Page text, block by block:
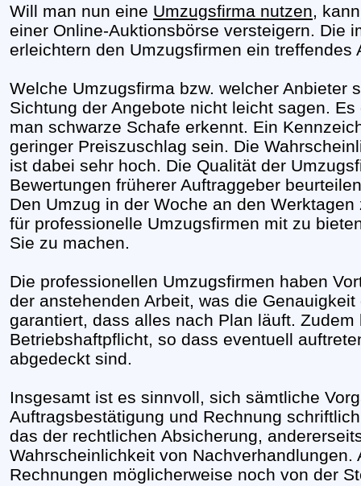
Will man nun eine Umzugsfirma nutzen,
einer Online-Auktionsbörse versteigern. Die
erleichtern den Umzugsfirmen ein treffendes
Welche Umzugsfirma bzw. welcher Anbieter
Sichtung der Angebote nicht leicht sagen.
man schwarze Schafe erkennt. Ein
geringer Preiszuschlag sein. Die
ist dabei sehr hoch. Die Qualität der
Bewertungen früherer Auftraggeber
Den Umzug in der Woche an den
für professionelle Umzugsfirmen mit zu
Sie zu machen.
Die professionellen Umzugsfirmen haben
der anstehenden Arbeit, was die
garantiert, dass alles nach Plan läuft.
Betriebshaftpflicht, so dass eventuell
abgedeckt sind.
Insgesamt ist es sinnvoll, sich sämtliche
Auftragsbestätigung und Rechnung
das der rechtlichen Absicherung,
Wahrscheinlichkeit von
Rechnungen möglicherweise noch von der